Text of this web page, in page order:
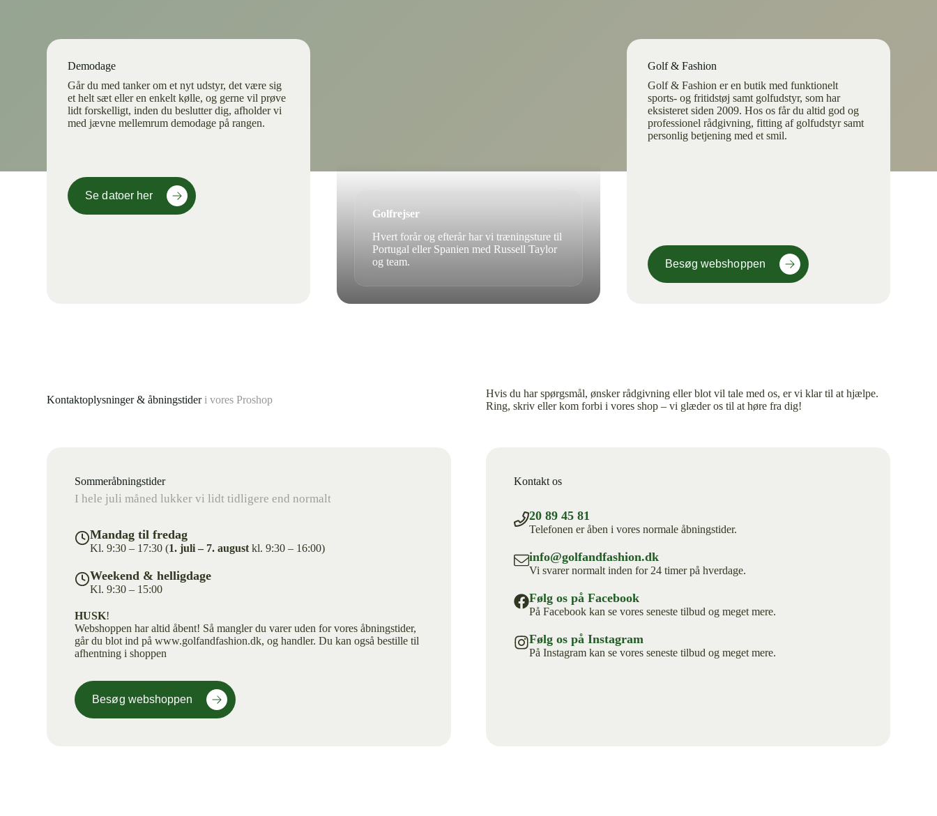
Demodage
Går du med tanker om et nyt udstyr, det være sig
et helt sæt eller en enkelt kølle, og gerne vil prøve
lidt forskelligt, inden du beslutter dig, afholder vi
med jævne mellemrum demodage på rangen.
Se datoer her
Golfrejser
Hvert forår og efterår har vi træningsture til
Portugal eller Spanien med Russell Taylor
og team.
Golf & Fashion
Golf & Fashion er en butik med funktionelt
sports- og fritidstøj samt golfudstyr, som har
eksisteret siden 2009. Hos os får du altid god og
professionel rådgivning, fitting af golfudstyr samt
personlig betjening med et smil.
Besøg webshoppen
Kontaktoplysninger & åbningstider i vores Proshop
Hvis du har spørgsmål, ønsker rådgivning eller blot vil tale med os, er vi klar til at hjælpe.
Ring, skriv eller kom forbi i vores shop – vi glæder os til at høre fra dig!
Sommeråbningstider
I hele juli måned lukker vi lidt tidligere end normalt
Mandag til fredag
Kl. 9:30 – 17:30 (1. juli – 7. august kl. 9:30 – 16:00)
Weekend & helligdage
Kl. 9:30 – 15:00
HUSK!
Webshoppen har altid åbent! Så mangler du varer uden for vores åbningstider,
går du blot ind på www.golfandfashion.dk, og handler. Du kan også bestille til
afhentning i shoppen
Besøg webshoppen
Kontakt os
20 89 45 81
Telefonen er åben i vores normale åbningstider.
info@golfandfashion.dk
Vi svarer normalt inden for 24 timer på hverdage.
Følg os på Facebook
På Facebook kan se vores seneste tilbud og meget mere.
Følg os på Instagram
På Instagram kan se vores seneste tilbud og meget mere.